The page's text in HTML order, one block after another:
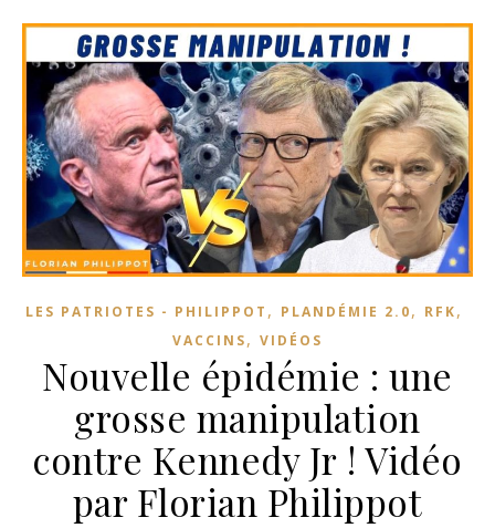
LES PATRIOTES - PHILIPPOT , PLANDÉMIE 2.0, RFK,
VACCINS, VIDÉOS
Nouvelle épidémie : une
grosse manipulation
contre Kennedy Jr ! Vidéo
par Florian Philippot